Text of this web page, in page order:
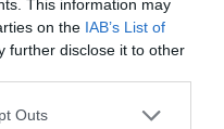
This information may
on the IAB’s List of
further disclose it to other
one or more Google
Outs
πρώτες πρωινές ώρες
των ΗΠΑ στο Όσλο,
όπως ανακοίνωσε...